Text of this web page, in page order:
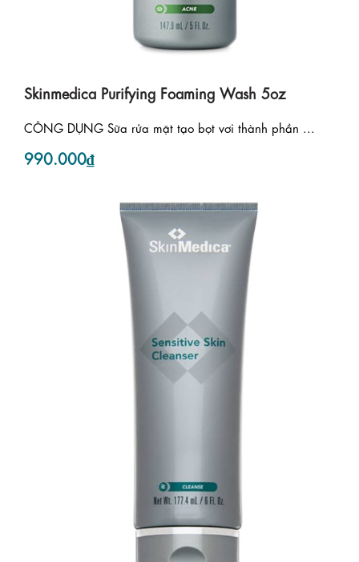
Skinmedica Purifying Foaming Wash 5oz
CÔNG DỤNG Sữa rửa mặt tạo bọt vơi thành phần ...
990.000₫